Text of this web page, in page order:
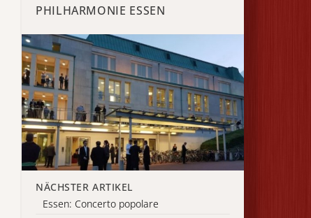
PHILHARMONIE ESSEN
NÄCHSTER ARTIKEL
Essen: Concerto popolare